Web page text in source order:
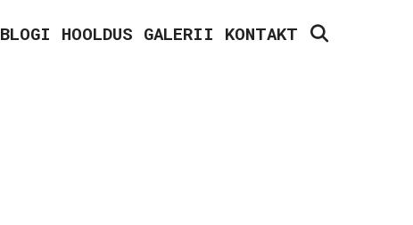
BLOGI HOOLDUS GALERII KONTAKT